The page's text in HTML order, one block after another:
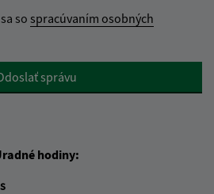
so spracúvaním osobných
správu
hodiny: